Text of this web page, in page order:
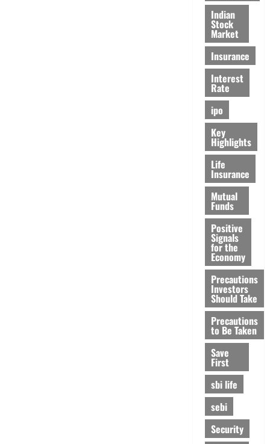
Indian
Stock
Market
Insurance
Interest
Rate
ipo
Key
Highlights
Life
Insurance
Mutual
Funds
Positive
Signals
for the
Economy
Precautions
Investors
Should Take
Precautions
to Be Taken
Save
First
sbi life
sebi
Security